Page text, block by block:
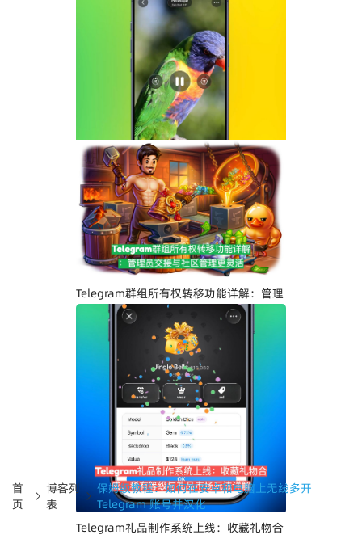
Telegram界面全面升级：安卓版全新设
计、iOS Liquid Glass优化与操作体验提
升
Telegram群组所有权转移功能详解：管理
员交接与社区管理更灵活
Telegram礼品制作系统上线：收藏礼物合
首
页
博客列
表
保姆级教程：如何在安卓和电脑上无线多开
Telegram 账号并汉化